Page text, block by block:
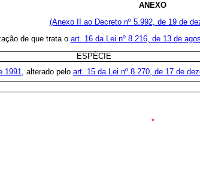
ANEXO
(Anexo II ao Decreto nº 5.992, de 19 de
de que trata o art. 16 da Lei nº 8.216, de 13 de
ESPÉCIE
1991, alterado peloart. 15 da Lei nº 8.270, de 17 de
*